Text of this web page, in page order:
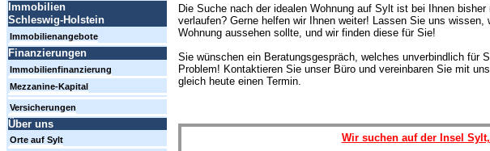
Die Suche nach der idealen Wohnung auf Sylt ist bei Ihnen bisher
verlaufen? Gerne helfen wir Ihnen weiter! Lassen Sie uns wissen,
Wohnung aussehen sollte, und wir finden diese für Sie!
Sie wünschen ein Beratungsgespräch, welches unverbindlich für
Problem! Kontaktieren Sie unser Büro und vereinbaren Sie mit
gleich heute einen Termin.
Wir suchen auf der Insel
Immobilien
Schleswig-Holstein
Immobilienangebote
Finanzierungen
Immobilienfinanzierung
Mezzanine-Kapital
Versicherungen
Über uns
Orte auf Sylt